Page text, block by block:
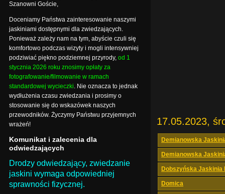
17.05.2023,
Demianowska
Demianowska
Dobszyńska Jaskinia
Domica
Szanowni Goście,
Doceniamy Państwa zainteresowanie naszymi
jaskiniami dostępnymi dla zwiedzających.
Ponieważ zależy nam na tym, abyście czuli się
komfortowo podczas wizyty i mogli intensywniej
podziwiać piękno podziemnej przyrody, od 1
stycznia 2026 roku znosimy opłaty za
fotografowanie/filmowanie w ramach
standardowej wycieczki. Nie oznacza to jednak
wydłużenia czasu zwiedzania i prosimy o
stosowanie się do wskazówek naszych
przewodników. Życzymy Państwu przyjemnych
wrażeń!
Komunikat i zalecenia dla
odwiedzających
Drodzy odwiedzający, zwiedzanie
jaskini wymaga odpowiedniej
sprawności fizycznej.